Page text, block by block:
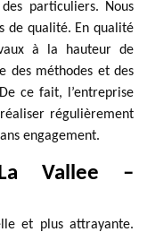
particuliers. Nous
de qualité. En qualité
à la hauteur de
des méthodes et des
ce fait, l’entreprise
régulièrement
engagement.
Vallee –
et plus attrayante.